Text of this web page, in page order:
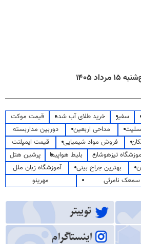
۱۴۰۵
سفیر خرید طلای آب شده
قیمت موکت
مداحی اربعین
دوربین مداربسته
فروش مواد شیمیایی
قیمت ایمپلنت
تیزهوشان بلیط هواپیما
پرشین هتل
بهترین جراح بینی
آموزشگاه زبان ملل
نامرئی
مهرینو